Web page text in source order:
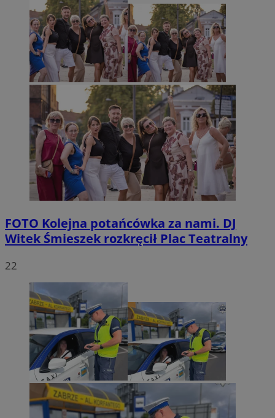
FOTO Kolejna potańcówka za nami. DJ
Witek Śmieszek rozkręcił Plac Teatralny
22